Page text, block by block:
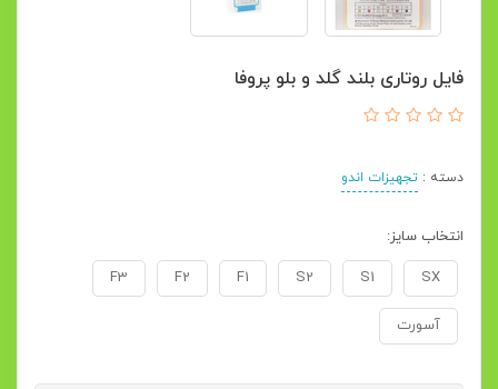
فایل روتاری بلند گلد و بلو پروفا
دسته : تجهیزات اندو
انتخاب سایز:
SX
S1
S2
F1
F2
F3
آسورت